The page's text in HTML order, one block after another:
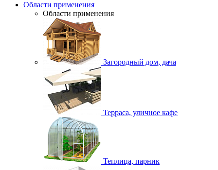
Области применения
Области применения
Загородный дом, дача
Терраса, уличное кафе
Теплица, парник